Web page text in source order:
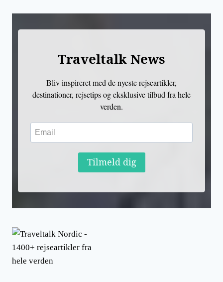
Traveltalk News
Bliv inspireret med de nyeste rejseartikler,
destinationer, rejsetips og eksklusive tilbud fra hele
verden.
Tilmeld dig